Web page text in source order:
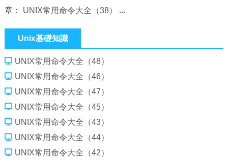
章： UNIX常用命令大全（38）
Unix基礎知識
UNIX常用命令大全（48）
UNIX常用命令大全（46）
UNIX常用命令大全（47）
UNIX常用命令大全（45）
UNIX常用命令大全（43）
UNIX常用命令大全（44）
UNIX常用命令大全（42）